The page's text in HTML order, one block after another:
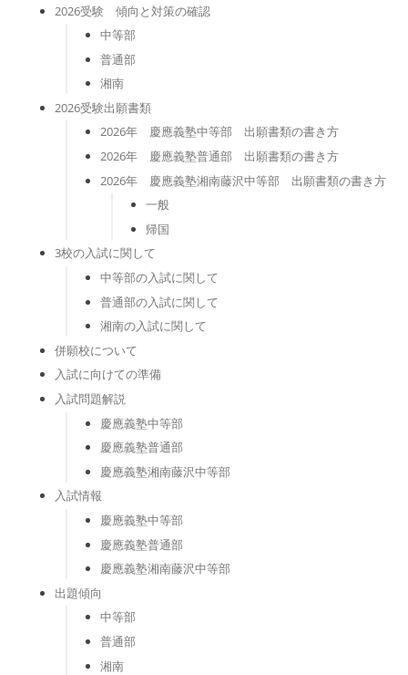
2026受験 傾向と対策の確認
中等部
普通部
湘南
2026受験出願書類
2026年 慶應義塾中等部 出願書類の書き方
2026年 慶應義塾普通部 出願書類の書き方
2026年 慶應義塾湘南藤沢中等部 出願書類の書き方
一般
帰国
3校の入試に関して
中等部の入試に関して
普通部の入試に関して
湘南の入試に関して
併願校について
入試に向けての準備
入試問題解説
慶應義塾中等部
慶應義塾普通部
慶應義塾湘南藤沢中等部
入試情報
慶應義塾中等部
慶應義塾普通部
慶應義塾湘南藤沢中等部
出題傾向
中等部
普通部
湘南